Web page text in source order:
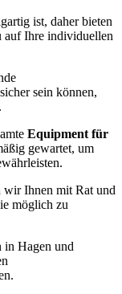
ist, daher bieten
auf Ihre individuellen
sein können,
Equipment für
gewartet, um
wir Ihnen mit Rat und
möglich zu
in Hagen und